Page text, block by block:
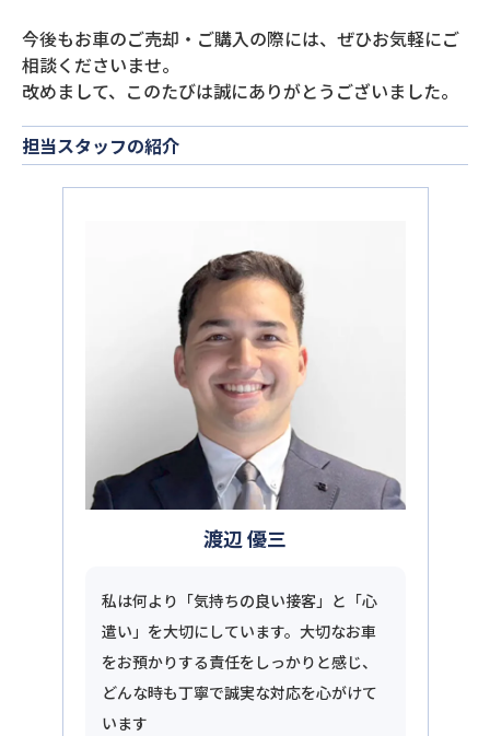
今後もお車のご売却・ご購入の際には、ぜひお気軽にご
相談くださいませ。
改めまして、このたびは誠にありがとうございました。
担当スタッフの紹介
渡辺 優三
私は何より「気持ちの良い接客」と「心
遣い」を大切にしています。大切なお車
をお預かりする責任をしっかりと感じ、
どんな時も丁寧で誠実な対応を心がけて
います